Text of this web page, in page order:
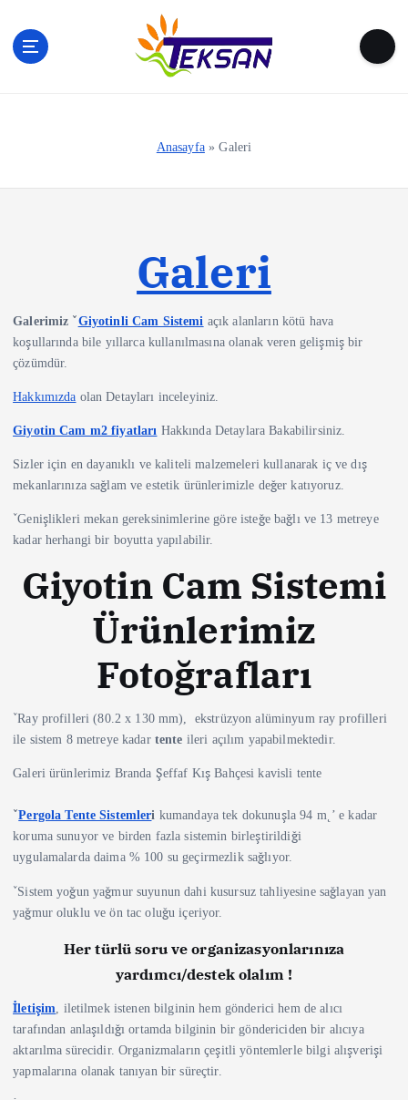
Anasayfa»Galeri
Galeri
Galerimiz ˇGiyotinli Cam Sistemi açık alanların kötü hava
koşullarında bile yıllarca kullanılmasına olanak veren gelişmiş bir
çözümdür.
Hakkımızda olan Detayları inceleyiniz.
Giyotin Cam m2 fiyatları Hakkında Detaylara Bakabilirsiniz.
Sizler için en dayanıklı ve kaliteli malzemeleri kullanarak iç ve dış
mekanlarınıza sağlam ve estetik ürünlerimizle değer katıyoruz.
ˇGenişlikleri mekan gereksinimlerine göre isteğe bağlı ve 13 metreye
kadar herhangi bir boyutta yapılabilir.
Giyotin Cam Sistemi
Ürünlerimiz
Fotoğrafları
ˇRay profilleri (80.2 x 130 mm), ekstrüzyon alüminyum ray profilleri
ile sistem 8 metreye kadar tente ileri açılım yapabilmektedir.
Galeri ürünlerimiz Branda Şeffaf Kış Bahçesi kavisli tente
ˇPergola Tente Sistemleri kumandaya tek dokunuşla 94 m˛’ e kadar
koruma sunuyor ve birden fazla sistemin birleştirildiği
uygulamalarda daima % 100 su geçirmezlik sağlıyor.
ˇSistem yoğun yağmur suyunun dahi kusursuz tahliyesine sağlayan yan
yağmur oluklu ve ön tac oluğu içeriyor.
Her türlü soru ve organizasyonlarınıza
yardımcı/destek olalım !
İletişim , iletilmek istenen bilginin hem gönderici hem de alıcı
tarafından anlaşıldığı ortamda bilginin bir göndericiden bir alıcıya
aktarılma sürecidir. Organizmaların çeşitli yöntemlerle bilgi alışverişi
yapmalarına olanak tanıyan bir süreçtir.